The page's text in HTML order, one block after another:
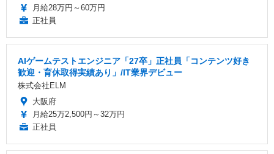
月給28万円～60万円
正社員
AIゲームテストエンジニア「27卒」正社員「コンテンツ好き
歓迎・育休取得実績あり」/IT業界デビュー
株式会社ELM
大阪府
月給25万2,500円～32万円
正社員